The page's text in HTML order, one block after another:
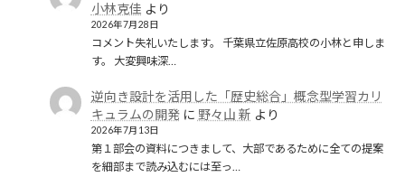
小林克佳 より
2026年7月28日
コメント失礼いたします。 千葉県立佐原高校の小林と申しま
す。 大変興味深…
逆向き設計を活用した「歴史総合」概念型学習カリ
キュラムの開発に 野々山 新 より
2026年7月13日
第１部会の資料につきまして、大部であるために全ての提案
を細部まで読み込むには至っ…